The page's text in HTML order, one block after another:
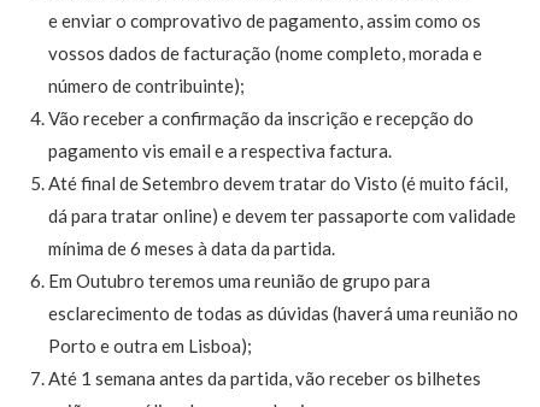
e enviar o comprovativo de pagamento, assim como os
vossos dados de facturação (nome completo, morada e
número de contribuinte);
Vão receber a confirmação da inscrição e recepção do
pagamento vis email e a respectiva factura.
Até final de Setembro devem tratar do Visto (é muito fácil,
dá para tratar online) e devem ter passaporte com validade
mínima de 6 meses à data da partida.
Em Outubro teremos uma reunião de grupo para
esclarecimento de todas as dúvidas (haverá uma reunião no
Porto e outra em Lisboa);
Até 1 semana antes da partida, vão receber os bilhetes